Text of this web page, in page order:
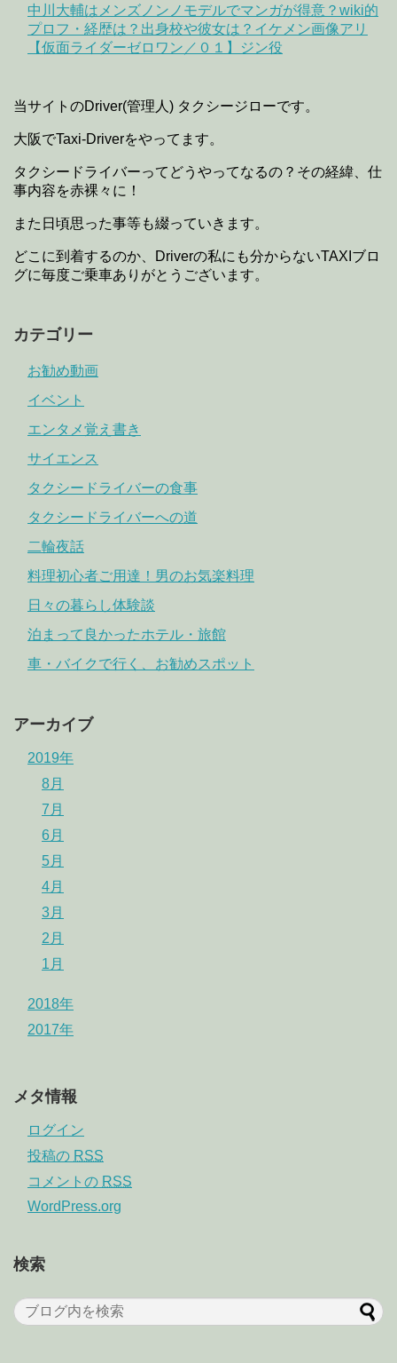
中川大輔はメンズノンノモデルでマンガが得意？wiki的
プロフ・経歴は？出身校や彼女は？イケメン画像アリ
【仮面ライダーゼロワン／０１】ジン役
当サイトのDriver(管理人) タクシージローです。
大阪でTaxi-Driverをやってます。
タクシードライバーってどうやってなるの？その経緯、仕
事内容を赤裸々に！
また日頃思った事等も綴っていきます。
どこに到着するのか、Driverの私にも分からないTAXIブロ
グに毎度ご乗車ありがとうございます。
カテゴリー
お勧め動画
イベント
エンタメ覚え書き
サイエンス
タクシードライバーの食事
タクシードライバーへの道
二輪夜話
料理初心者ご用達！男のお気楽料理
日々の暮らし体験談
泊まって良かったホテル・旅館
車・バイクで行く、お勧めスポット
アーカイブ
2019年
8月
7月
6月
5月
4月
3月
2月
1月
2018年
2017年
メタ情報
ログイン
投稿の RSS
コメントの RSS
WordPress.org
検索